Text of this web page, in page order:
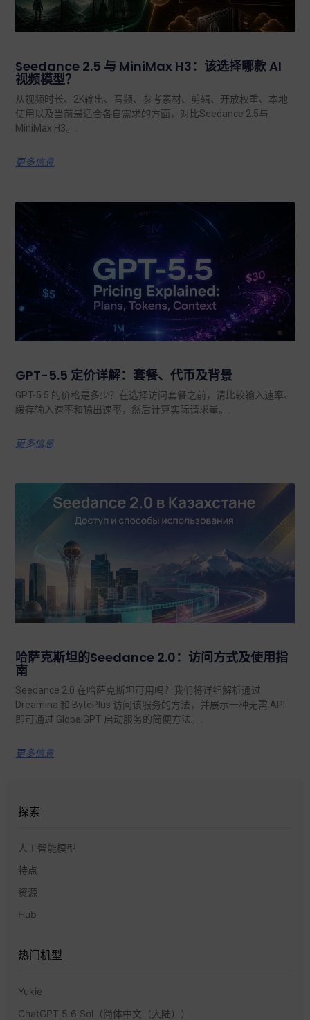
Seedance 2.5 与 MiniMax H3：该选择哪款 AI
视频模型？
从视频时长、2K输出、音频、参考素材、剪辑、开放权重、本地
使用以及当前最适合各自需求的方面，对比Seedance 2.5与
MiniMax H3。.
更多信息
GPT-5.5 定价详解：套餐、代币及背景
GPT-5.5 的价格是多少？在选择访问套餐之前，请比较输入速率、
缓存输入速率和输出速率，然后计算实际请求量。.
更多信息
哈萨克斯坦的Seedance 2.0：访问方式及使用指
南
Seedance 2.0 在哈萨克斯坦可用吗？我们将详细解析通过
Dreamina 和 BytePlus 访问该服务的方法，并展示一种无需 API
即可通过 GlobalGPT 启动服务的简便方法。.
更多信息
探索
人工智能模型
特点
资源
Hub
热门机型
Yukie
ChatGPT 5.6 Sol（简体中文（大陆））